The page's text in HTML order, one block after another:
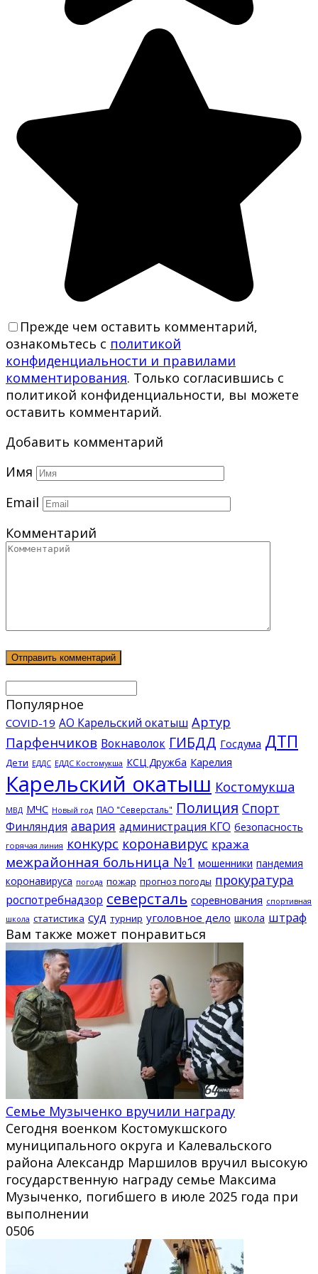
Прежде чем оставить комментарий,
ознакомьтесь с политикой
конфиденциальности и правилами
комментирования. Только согласившись с
политикой конфиденциальности, вы можете
оставить комментарий.
Добавить комментарий
Имя
Email
Комментарий
Популярное
COVID-19 АО Карельский окатыш Артур
Парфенчиков Вокнаволок ГИБДД Госдума ДТП
Дети ЕДДС ЕДДС Костомукша КСЦ Дружба Карелия
Карельский окатыш Костомукша
МВД МЧС Новый год ПАО "Северсталь" Полиция Спорт
Финляндия авария администрация КГО безопасность
горячая линия конкурс коронавирус кража
межрайонная больница №1 мошенники пандемия
коронавируса погода пожар прогноз погоды прокуратура
роспотребнадзор северсталь соревнования спортивная
школа статистика суд турнир уголовное дело школа штраф
Вам также может понравиться
Семье Музыченко вручили награду
Сегодня военком Костомукшского
муниципального округа и Калевальского
района Александр Маршилов вручил высокую
государственную награду семье Максима
Музыченко, погибшего в июле 2025 года при
выполнении
0506